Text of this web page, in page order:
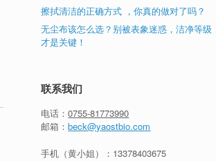
擦拭清洁的正确方式 ，你真的做对了吗？
无尘布该怎么选？别被表象迷惑，洁净等级
才是关键！
联系我们
电话：0755-81773990
邮箱：beck@yaostbio.com
手机（黄小姐）： 13378403675